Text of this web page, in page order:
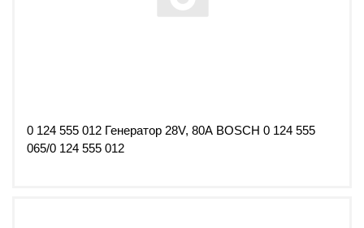
0 124 555 012 Генератор 28V, 80А BOSCH 0 124 555
065/0 124 555 012